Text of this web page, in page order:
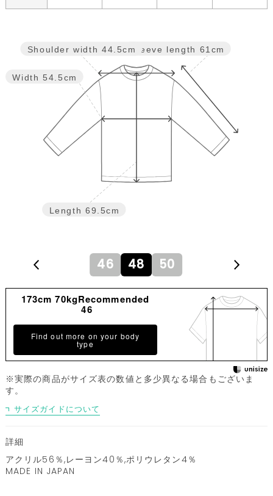
Sleeve length 61cm
Length 69.5cm
Width 54.5cm
Shoulder width 44.5cm
46 48 50
173cm 70kgRecommended
46
Find out more on your body
type
※実際の商品がサイズ表の数値と多少異なる場合もございま
す。
サイズガイドについて
詳細
アクリル56％,レーヨン40％,ポリウレタン4％
MADE IN JAPAN